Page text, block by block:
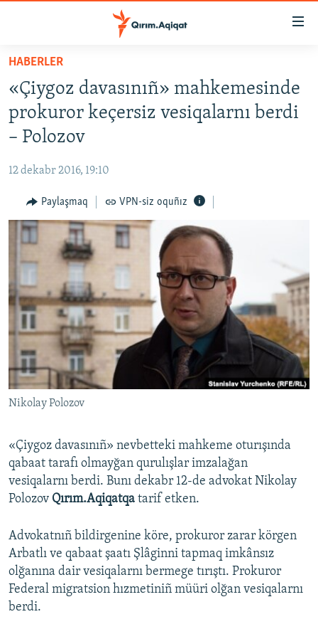
Esas
qaytmaq
Baş
navigatsiyağa
qaytmaq
Qıdıruvğa
SİYASET
İQTİSADİYAT
MEDENİYET
İNSAN AQLARI
VİDEO
BLOGLAR
FİKİR
Українською
QOŞULIÑIZ!
RFE/RS bütün saytları
HABERLER
«Çiygoz davasınıñ» mahkemesinde
prokuror keçersiz vesiqalarnı berdi
– Polozov
12 dekabr 2016, 19:10
Paylaşmaq VPN-siz oquñız
Nikolay Polozov
«Çiygoz davasınıñ» nevbetteki mahkeme oturışında
qabaat tarafı olmayğan qurulışlar imzalağan
vesiqalarnı berdi. Bunı dekabr 12-de advokat Nikolay
Polozov Qırım.Aqiqatqa tarif etken.
Advokatnıñ bildirgenine köre, prokuror zarar körgen
Arbatlı ve qabaat şaatı Şlâginni tapmaq imkânsız
olğanına dair vesiqalarnı bermege tırıştı. Prokuror
Federal migratsion hızmetiniñ müüri olğan vesiqalarnı
berdi.